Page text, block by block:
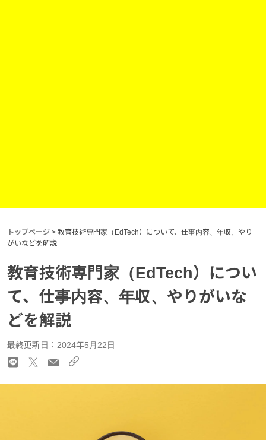
トップページ > 教育技術専門家（EdTech）について、仕事内容、年収、やり
がいなどを解説
教育技術専門家（EdTech）につい
て、仕事内容、年収、やりがいな
どを解説
最終更新日：2024年5月22日